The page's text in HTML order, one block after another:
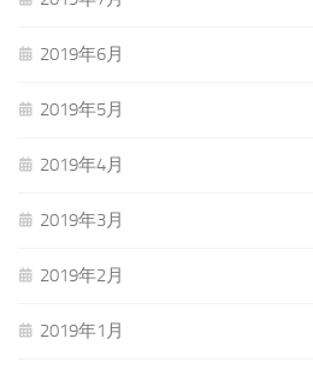
2019年6月
2019年5月
2019年4月
2019年3月
2019年2月
2019年1月